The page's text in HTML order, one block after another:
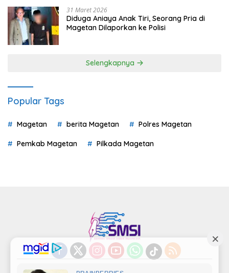
31 Maret 2026
Diduga Aniaya Anak Tiri, Seorang Pria di
Magetan Dilaporkan ke Polisi
Selengkapnya
Popular Tags
Magetan berita Magetan Polres Magetan
Pemkab Magetan Pilkada Magetan